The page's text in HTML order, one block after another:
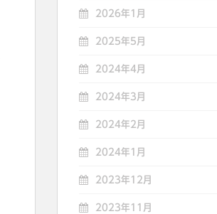
2026年1月
2025年5月
2024年4月
2024年3月
2024年2月
2024年1月
2023年12月
2023年11月